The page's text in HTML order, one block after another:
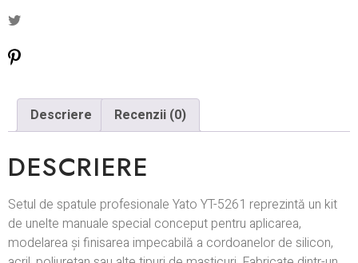
Descriere Recenzii (0)
DESCRIERE
Setul de spatule profesionale Yato YT-5261 reprezintă un kit
de unelte manuale special conceput pentru aplicarea,
modelarea și finisarea impecabilă a cordoanelor de silicon,